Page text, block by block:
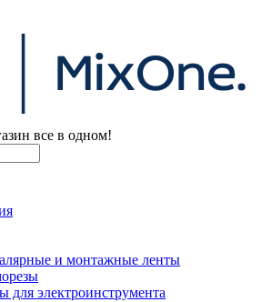
все в одном!
и монтажные ленты
для электроинструмента